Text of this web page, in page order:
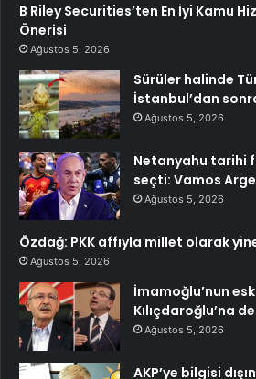
B Riley Securities’ten En İyi Kamu
Önerisi
Ağustos 5, 2026
Sürüler halinde
İstanbul’dan
Ağustos 5, 2026
Netanyahu tarihi
seçti: Vamos
Ağustos 5, 2026
Özdağ: PKK affıyla millet olarak
Ağustos 5, 2026
İmamoğlu’nun
Kılıçdaroğlu’na
Ağustos 5, 2026
AKP’ye bilgisi